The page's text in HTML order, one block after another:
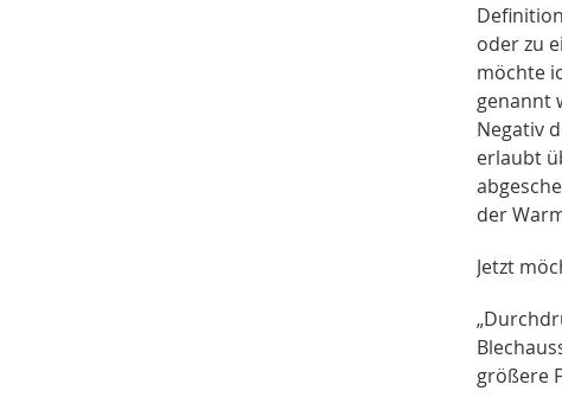
oder zu
möchte
genannt
Negativ
erlaubt
der
Jetzt
größere